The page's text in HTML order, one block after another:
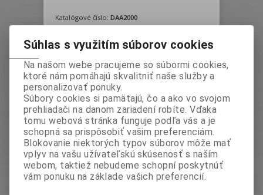
Katalógové číslo: DAA2000
Termín dodania (dni):2
Hmotnosť:0,221 kg
Počet v balení: 1 ks
EAN:5997875720001
Tlač
Zákaznícke voľby výrobku:
Materiál
Východzia zostava
Súhlas s využitím súborov cookies
Na našom webe pracujeme so súbormi cookies,
ktoré nám pomáhajú skvalitniť naše služby a
personalizovať ponuky.
Súbory cookies si pamätajú, čo a ako vo svojom
prehliadači na danom zariadení robíte. Vďaka
tomu webová stránka funguje podľa vás a je
schopná sa prispôsobiť vašim preferenciám.
Blokovanie niektorých typov súborov môže mať
vplyv na vašu užívateľskú skúsenosť s naším
webom, taktiež nebudeme schopní poskytnúť
vám ponuku na základe vašich preferencií.